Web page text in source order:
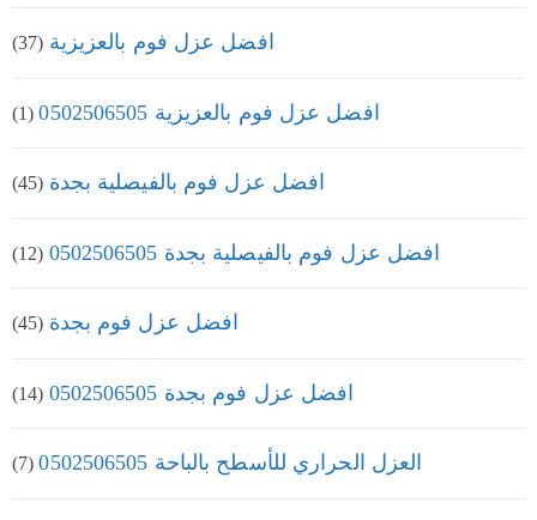
افضل عزل فوم بالعزيزية (37)
افضل عزل فوم بالعزيزية 0502506505 (1)
افضل عزل فوم بالفيصلية بجدة (45)
افضل عزل فوم بالفيصلية بجدة 0502506505 (12)
افضل عزل فوم بجدة (45)
افضل عزل فوم بجدة 0502506505 (14)
العزل الحراري للأسطح بالباحة 0502506505 (7)